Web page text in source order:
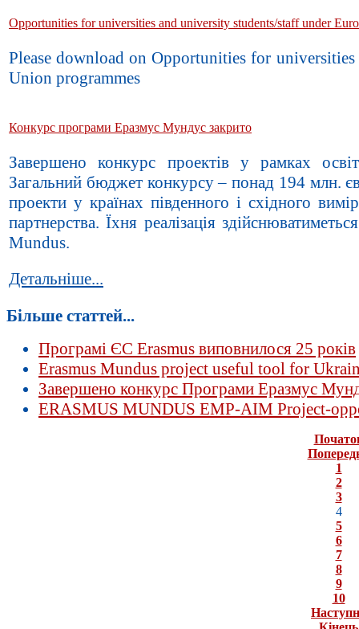
Opportunities for universities and university students/staff under
Please download on Opportunities for
Union programmes
Конкурс програми Еразмус Мундус закрито
Завершено конкурс проектів у рамках
Загальний бюджет конкурсу – понад 194 млн.
проекти у країнах південного і східного
партнерства. Їхня реалізація
Mundus.
Детальніше...
Більше статтей...
Програмі ЄС Erasmus виповнилося 25 років
Erasmus Mundus project useful tool for
Завершено конкурс Програми Еразмус
ERASMUS MUNDUS EMP-AIM Project-
1
2
3
4
5
6
7
8
9
10